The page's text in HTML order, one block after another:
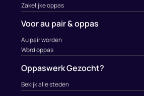
Zakelijke oppas
Voor au pair & oppas
Au pair worden
Word oppas
Oppaswerk Gezocht?
Bekijk alle steden